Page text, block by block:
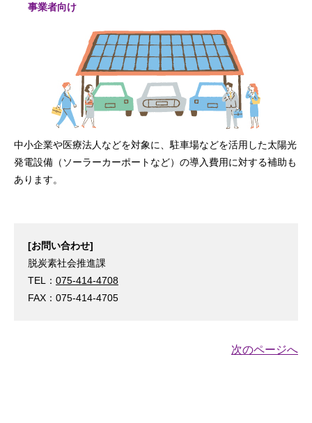
事業者向け
中小企業や医療法人などを対象に、駐車場などを活用した太陽光
発電設備（ソーラーカーポートなど）の導入費用に対する補助も
あります。
[お問い合わせ]
脱炭素社会推進課
TEL： 075-414-4708
FAX：075-414-4705
次のページへ